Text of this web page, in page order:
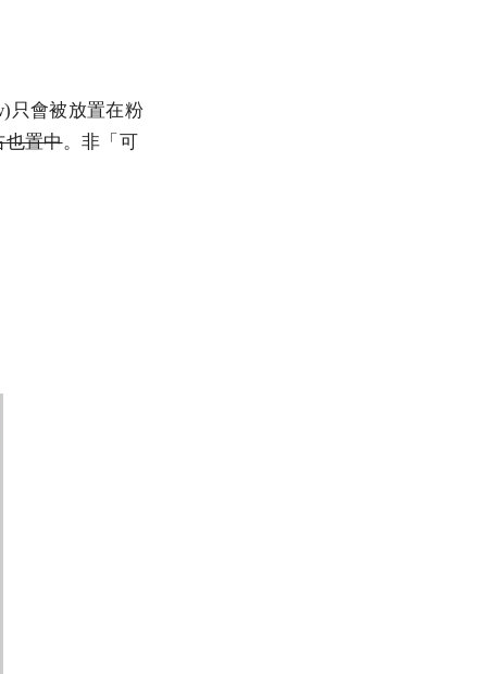
只會被放置在粉
也置中。非「可